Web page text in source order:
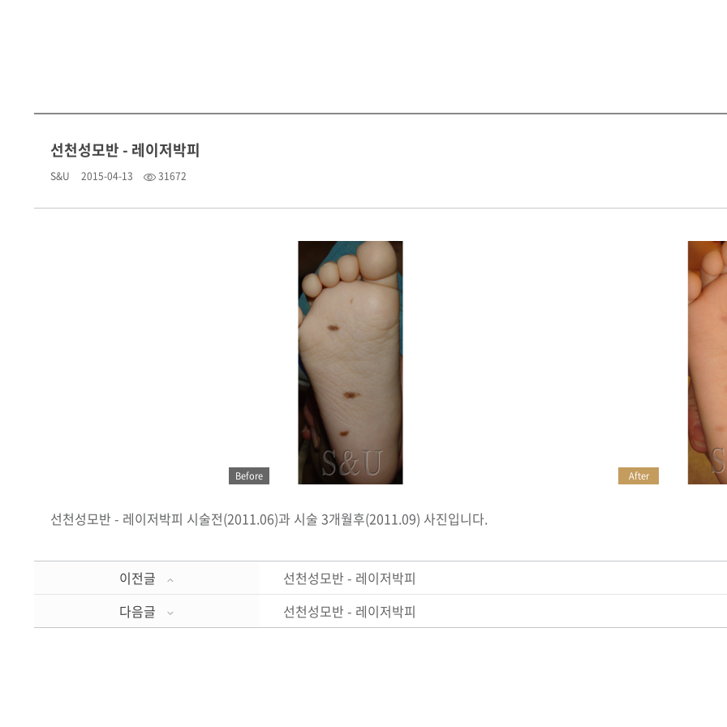
선천성모반 - 레이저박피
S&U 2015-04-13 31672
Before After
선천성모반 - 레이저박피 시술전(2011.06)과 시술 3개월후(2011.09) 사진입니다.
이전글
선천성모반 - 레이저박피
다음글
선천성모반 - 레이저박피